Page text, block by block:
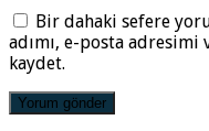
Bir dahaki sefere
adımı, e-posta adresimi
kaydet.